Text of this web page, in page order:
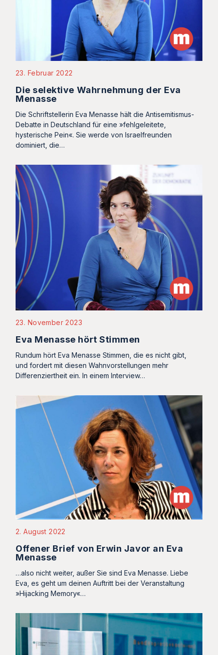
23. Februar 2022
Die selektive Wahrnehmung der Eva
Menasse
Die Schriftstellerin Eva Menasse hält die Antisemitismus-
Debatte in Deutschland für eine »fehlgeleitete,
hysterische Pein«. Sie werde von Israelfreunden
dominiert, die…
23. November 2023
Eva Menasse hört Stimmen
Rundum hört Eva Menasse Stimmen, die es nicht gibt,
und fordert mit diesen Wahnvorstellungen mehr
Differenziertheit ein. In einem Interview…
2. August 2022
Offener Brief von Erwin Javor an Eva
Menasse
…also nicht weiter, außer Sie sind Eva Menasse. Liebe
Eva, es geht um deinen Auftritt bei der Veranstaltung
»Hijacking Memory«…